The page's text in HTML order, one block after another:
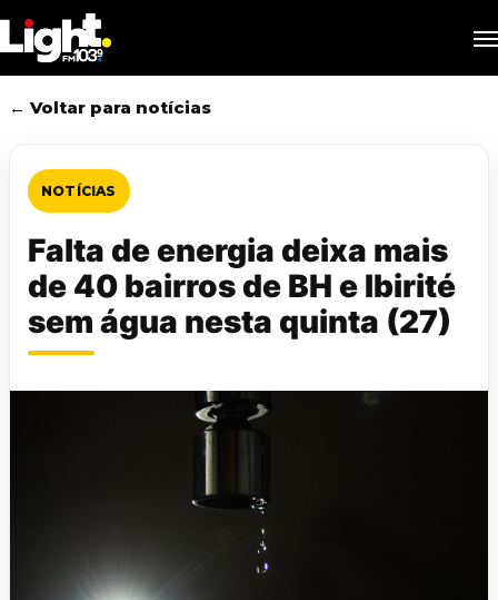
to
main
content
← Voltar para notícias
NOTÍCIAS
Falta de energia deixa mais
de 40 bairros de BH e Ibirité
sem água nesta quinta (27)